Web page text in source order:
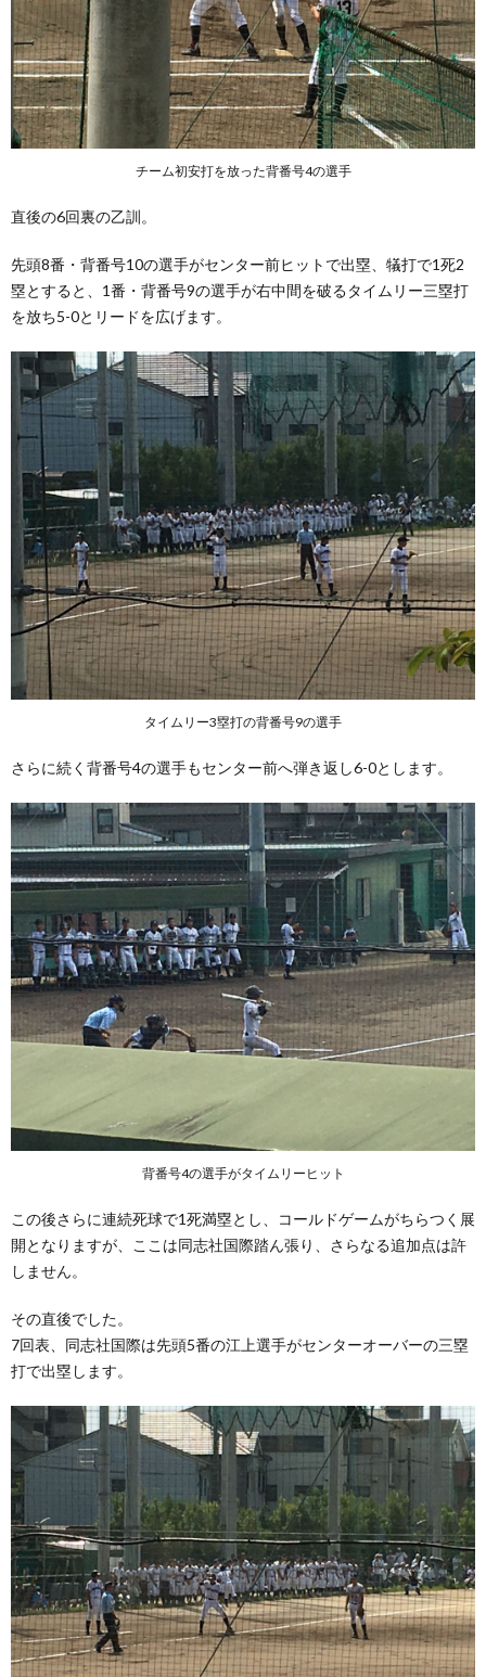
チーム初安打を放った背番号4の選手
直後の6回裏の乙訓。
先頭8番・背番号10の選手がセンター前ヒットで出塁、犠打で1死2
塁とすると、1番・背番号9の選手が右中間を破るタイムリー三塁打
を放ち5-0とリードを広げます。
タイムリー3塁打の背番号9の選手
さらに続く背番号4の選手もセンター前へ弾き返し6-0とします。
背番号4の選手がタイムリーヒット
この後さらに連続死球で1死満塁とし、コールドゲームがちらつく展
開となりますが、ここは同志社国際踏ん張り、さらなる追加点は許
しません。
その直後でした。
7回表、同志社国際は先頭5番の江上選手がセンターオーバーの三塁
打で出塁します。